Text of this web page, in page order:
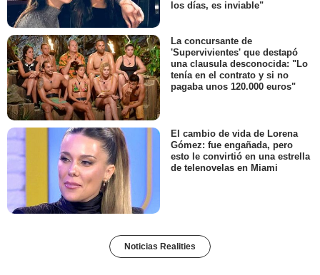
los días, es inviable"
La concursante de
'Supervivientes' que destapó
una clausula desconocida: "Lo
tenía en el contrato y si no
pagaba unos 120.000 euros"
El cambio de vida de Lorena
Gómez: fue engañada, pero
esto le convirtió en una estrella
de telenovelas en Miami
Noticias Realities